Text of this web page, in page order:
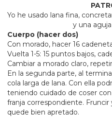
Yo he usado lana fina,
y una
Cuerpo (hacer dos)
Con morado, hacer 16
Vuelta 1-5: 15 puntos bajos,
Cambiar a morado claro,
En la segunda parte, al
cola larga de lana. Con ella
teniendo cuidado de coser
franja correspondiente.
quede bien apretado.